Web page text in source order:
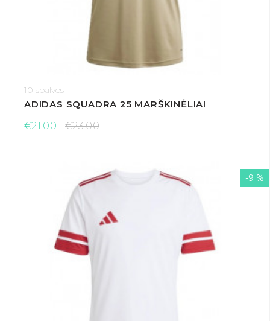
10 spalvos
ADIDAS SQUADRA 25 MARŠKINĖLIAI
€21.00
€23.00
-9 %